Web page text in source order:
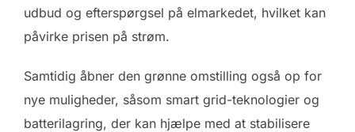
udbud og efterspørgsel på elmarkedet, hvilket kan
påvirke prisen på strøm.
Samtidig åbner den grønne omstilling også op for
nye muligheder, såsom smart grid-teknologier og
batterilagring, der kan hjælpe med at stabilisere